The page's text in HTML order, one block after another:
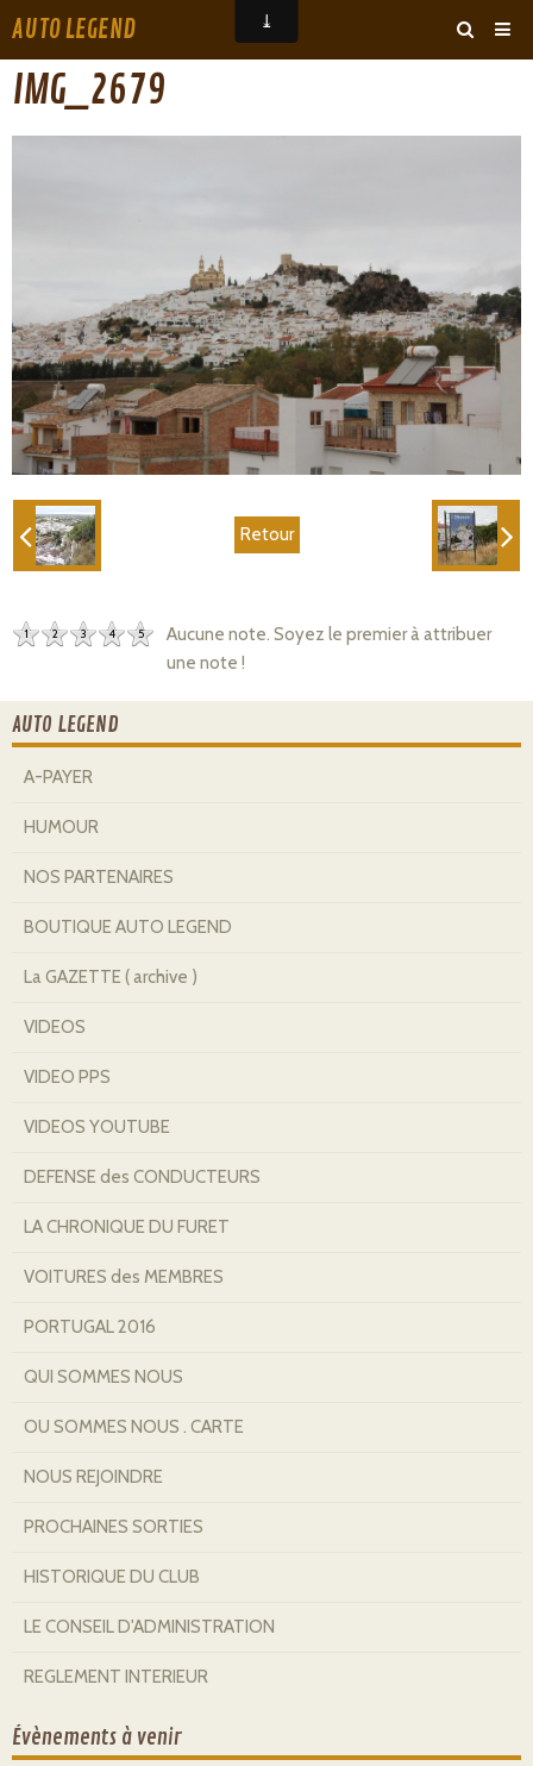
AUTO LEGEND
ARCHIVES
‹ ›
IMG_2679
Retour
1 2 3 4 5
Aucune note. Soyez le premier à attribuer
une note !
AUTO LEGEND
A-PAYER
HUMOUR
NOS PARTENAIRES
BOUTIQUE AUTO LEGEND
La GAZETTE ( archive )
VIDEOS
VIDEO PPS
VIDEOS YOUTUBE
DEFENSE des CONDUCTEURS
LA CHRONIQUE DU FURET
VOITURES des MEMBRES
PORTUGAL 2016
QUI SOMMES NOUS
OU SOMMES NOUS . CARTE
NOUS REJOINDRE
PROCHAINES SORTIES
HISTORIQUE DU CLUB
LE CONSEIL D'ADMINISTRATION
REGLEMENT INTERIEUR
Évènements à venir